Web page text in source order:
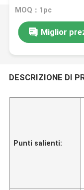
MOQ：1pc
Miglior
DESCRIZIONE DI
Punti salienti: